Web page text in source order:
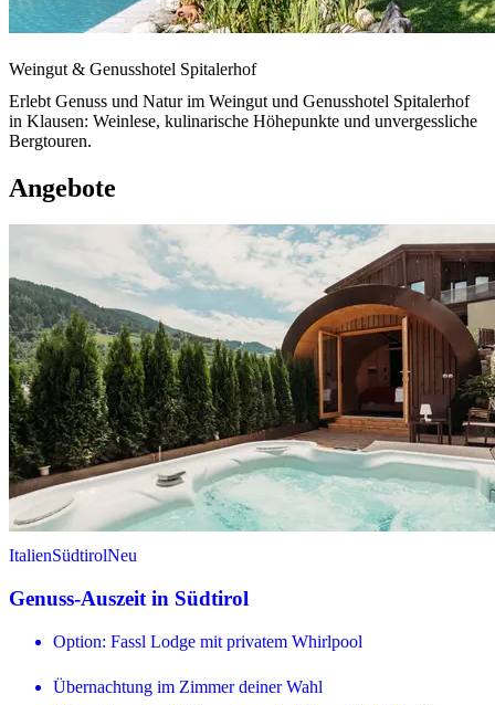
Weingut & Genusshotel Spitalerhof
Erlebt Genuss und Natur im Weingut und Genusshotel Spitalerhof
in Klausen: Weinlese, kulinarische Höhepunkte und unvergessliche
Bergtouren.
Angebote
ItalienSüdtirolNeu
Genuss-Auszeit in Südtirol
Option: Fassl Lodge mit privatem Whirlpool
Übernachtung im Zimmer deiner Wahl